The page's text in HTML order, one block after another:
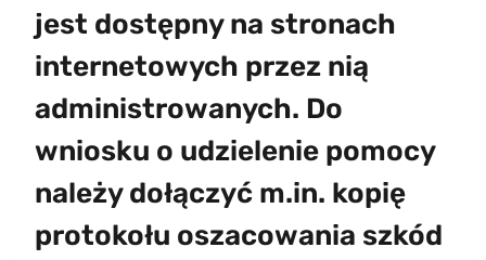
jest dostępny na stronach
internetowych przez nią
administrowanych. Do
wniosku o udzielenie pomocy
należy dołączyć m.in. kopię
protokołu oszacowania szkód